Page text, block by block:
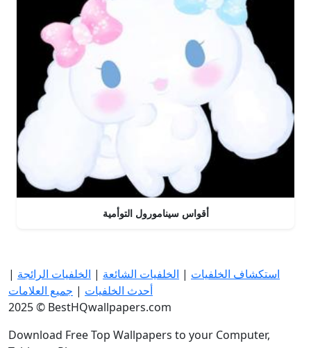
أقواس سينامورول التوأمية
استكشاف الخلفيات | الخلفيات الشائعة | الخلفيات الرائجة |
أحدث الخلفيات | جميع العلامات
2025 © BestHQwallpapers.com
Download Free Top Wallpapers to your Computer,